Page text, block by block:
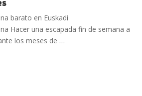
barato en Euskadi
Hacer una escapada fin de semana a
los meses de …